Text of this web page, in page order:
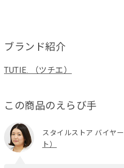
ブランド紹介
TUTIE. （ツチエ）
この商品のえらび手
スタイルストア バイヤー
ト）